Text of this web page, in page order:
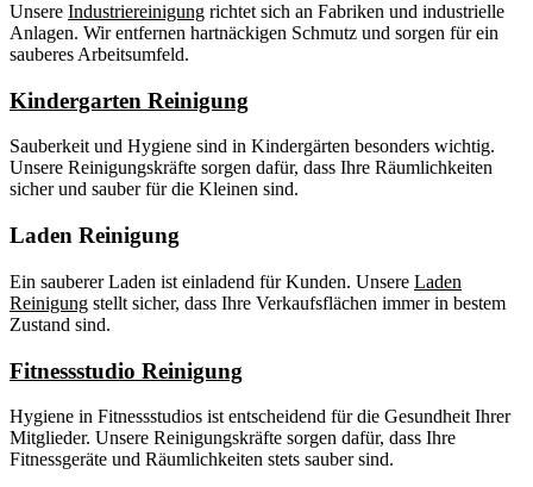
Unsere Industriereinigung richtet sich an Fabriken und industrielle
Anlagen. Wir entfernen hartnäckigen Schmutz und sorgen für ein
sauberes Arbeitsumfeld.
Kindergarten Reinigung
Sauberkeit und Hygiene sind in Kindergärten besonders wichtig.
Unsere Reinigungskräfte sorgen dafür, dass Ihre Räumlichkeiten
sicher und sauber für die Kleinen sind.
Laden Reinigung
Ein sauberer Laden ist einladend für Kunden. Unsere Laden
Reinigung stellt sicher, dass Ihre Verkaufsflächen immer in bestem
Zustand sind.
Fitnessstudio Reinigung
Hygiene in Fitnessstudios ist entscheidend für die Gesundheit Ihrer
Mitglieder. Unsere Reinigungskräfte sorgen dafür, dass Ihre
Fitnessgeräte und Räumlichkeiten stets sauber sind.